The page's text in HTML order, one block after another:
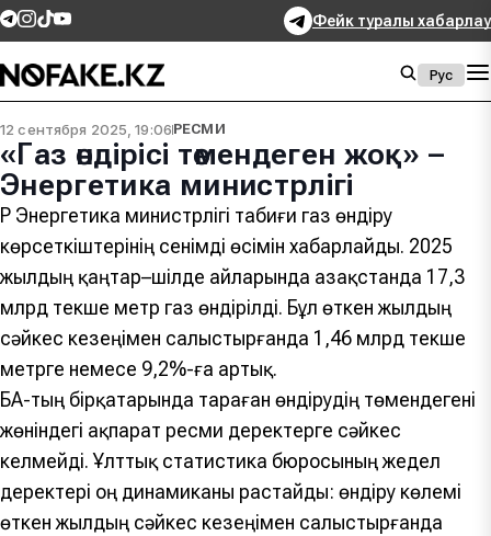
Фейк туралы хабарлау
Рус
12 сентября 2025, 19:06 РЕСМИ
«Газ өндірісі төмендеген жоқ» –
Энергетика министрлігі
ҚР Энергетика министрлігі табиғи газ өндіру
көрсеткіштерінің сенімді өсімін хабарлайды. 2025
жылдың қаңтар–шілде айларында Қазақстанда 17,3
млрд текше метр газ өндірілді. Бұл өткен жылдың
сәйкес кезеңімен салыстырғанда 1,46 млрд текше
метрге немесе 9,2%-ға артық.
БАҚ-тың бірқатарында тараған өндірудің төмендегені
жөніндегі ақпарат ресми деректерге сәйкес
келмейді. Ұлттық статистика бюросының жедел
деректері оң динамиканы растайды: өндіру көлемі
өткен жылдың сәйкес кезеңімен салыстырғанда